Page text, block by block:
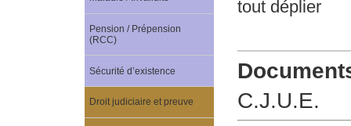
tout déplier
C.J.U.E.
Pension / Prépension
(RCC)
Sécurité d’existence
Droit judiciaire et preuve